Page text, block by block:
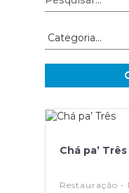
Chá pa’ Três
Restauração -